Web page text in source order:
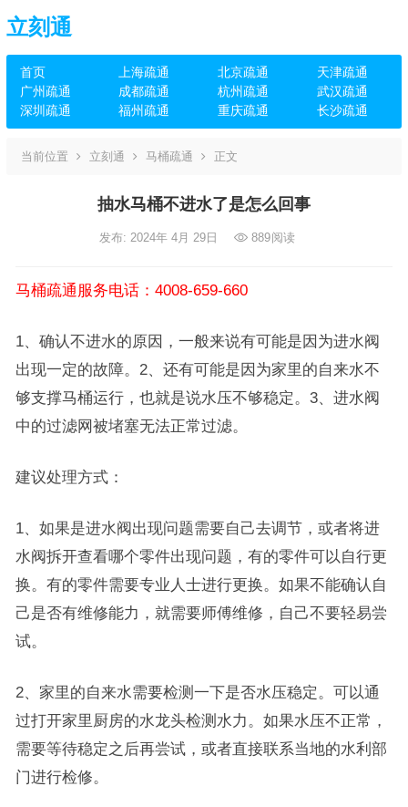
立刻通
首页 上海疏通 北京疏通
天津疏通
广州疏通
成都疏通 杭州疏通
武汉疏通
深圳疏通
福州疏通 重庆疏通 长沙疏通
当前位置 立刻通 马桶疏通 正文
抽水马桶不进水了是怎么回事
发布: 2024年 4月 29日 889阅读
马桶疏通服务电话：4008-659-660
1、确认不进水的原因，一般来说有可能是因为进水阀
出现一定的故障。2、还有可能是因为家里的自来水不
够支撑马桶运行，也就是说水压不够稳定。3、进水阀
中的过滤网被堵塞无法正常过滤。
建议处理方式：
1、如果是进水阀出现问题需要自己去调节，或者将进
水阀拆开查看哪个零件出现问题，有的零件可以自行更
换。有的零件需要专业人士进行更换。如果不能确认自
己是否有维修能力，就需要师傅维修，自己不要轻易尝
试。
2、家里的自来水需要检测一下是否水压稳定。可以通
过打开家里厨房的水龙头检测水力。如果水压不正常，
需要等待稳定之后再尝试，或者直接联系当地的水利部
门进行检修。